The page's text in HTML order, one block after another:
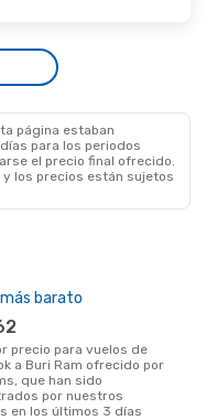
página estaban
para los periodos
el precio final ofrecido.
los precios están sujetos
barato
a Buri Ram ofrecido por
que han sido
por nuestros
en los últimos 3 días